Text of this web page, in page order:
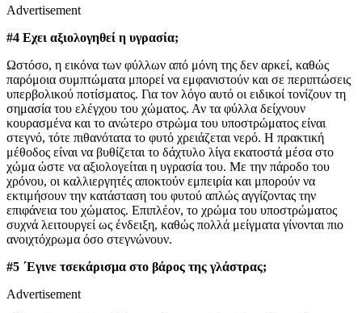
Advertisement
#4 Εχει αξιολογηθεί η υγρασία;
Ωστόσο, η εικόνα των φύλλων από μόνη της δεν αρκεί, καθώς
παρόμοια συμπτώματα μπορεί να εμφανιστούν και σε περιπτώσεις
υπερβολικού ποτίσματος. Για τον λόγο αυτό οι ειδικοί τονίζουν τη
σημασία του ελέγχου του χώματος. Αν τα φύλλα δείχνουν
κουρασμένα και το ανώτερο στρώμα του υποστρώματος είναι
στεγνό, τότε πιθανότατα το φυτό χρειάζεται νερό. Η πρακτική
μέθοδος είναι να βυθίζεται το δάχτυλο λίγα εκατοστά μέσα στο
χώμα ώστε να αξιολογείται η υγρασία του. Με την πάροδο του
χρόνου, οι καλλιεργητές αποκτούν εμπειρία και μπορούν να
εκτιμήσουν την κατάσταση του φυτού απλώς αγγίζοντας την
επιφάνεια του χώματος. Επιπλέον, το χρώμα του υποστρώματος
συχνά λειτουργεί ως ένδειξη, καθώς πολλά μείγματα γίνονται πιο
ανοιχτόχρωμα όσο στεγνώνουν.
#5 ΄Εγινε τσεκάρισμα στο βάρος της γλάστρας;
Advertisement